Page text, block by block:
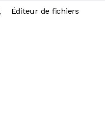
Éditeur de fichiers